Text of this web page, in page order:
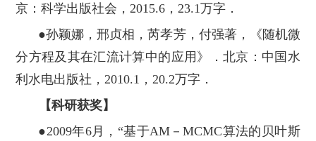
京：科学出版社会，2015.6，23.1万字．
●孙颖娜，邢贞相，芮孝芳，付强著，《随机微
分方程及其在汇流计算中的应用》．北京：中国水
利水电出版社，2010.1，20.2万字．
【科研获奖】
●2009年6月，“基于AM－MCMC算法的贝叶斯